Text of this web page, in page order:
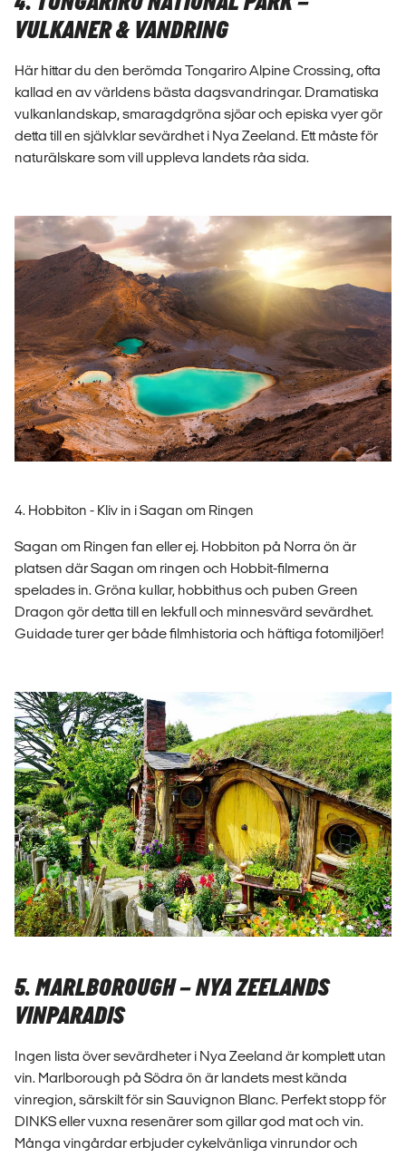
VULKANER & VANDRING
Här hittar du den berömda Tongariro Alpine Crossing, ofta
kallad en av världens bästa dagsvandringar. Dramatiska
vulkanlandskap, smaragdgröna sjöar och episka vyer gör
detta till en självklar sevärdhet i Nya Zeeland. Ett måste för
naturälskare som vill uppleva landets råa sida.
4. Hobbiton - Kliv in i Sagan om Ringen
Sagan om Ringen fan eller ej. Hobbiton på Norra ön är
platsen där Sagan om ringen och Hobbit-filmerna
spelades in. Gröna kullar, hobbithus och puben Green
Dragon gör detta till en lekfull och minnesvärd sevärdhet.
Guidade turer ger både filmhistoria och häftiga fotomiljöer!
5. MARLBOROUGH – NYA ZEELANDS
VINPARADIS
Ingen lista över sevärdheter i Nya Zeeland är komplett utan
vin. Marlborough på Södra ön är landets mest kända
vinregion, särskilt för sin Sauvignon Blanc. Perfekt stopp för
DINKS eller vuxna resenärer som gillar god mat och vin.
Många vingårdar erbjuder cykelvänliga vinrundor och